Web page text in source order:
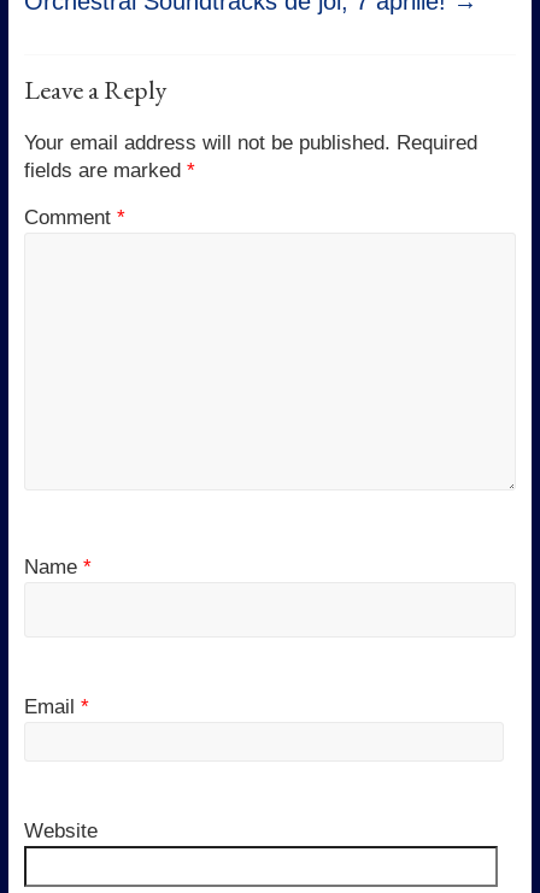
Leave a Reply
Your email address will not be published. Required
fields are marked *
Comment *
Name *
Email *
Website